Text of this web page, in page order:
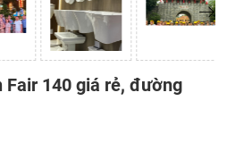
Fair 140 giá rẻ, đường